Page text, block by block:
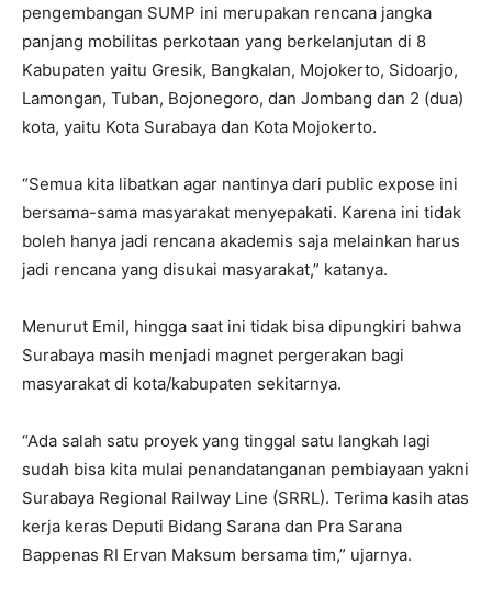
pengembangan SUMP ini merupakan rencana jangka
panjang mobilitas perkotaan yang berkelanjutan di 8
Kabupaten yaitu Gresik, Bangkalan, Mojokerto, Sidoarjo,
Lamongan, Tuban, Bojonegoro, dan Jombang dan 2 (dua)
kota, yaitu Kota Surabaya dan Kota Mojokerto.
“Semua kita libatkan agar nantinya dari public expose ini
bersama-sama masyarakat menyepakati. Karena ini tidak
boleh hanya jadi rencana akademis saja melainkan harus
jadi rencana yang disukai masyarakat,” katanya.
Menurut Emil, hingga saat ini tidak bisa dipungkiri bahwa
Surabaya masih menjadi magnet pergerakan bagi
masyarakat di kota/kabupaten sekitarnya.
“Ada salah satu proyek yang tinggal satu langkah lagi
sudah bisa kita mulai penandatanganan pembiayaan yakni
Surabaya Regional Railway Line (SRRL). Terima kasih atas
kerja keras Deputi Bidang Sarana dan Pra Sarana
Bappenas RI Ervan Maksum bersama tim,” ujarnya.